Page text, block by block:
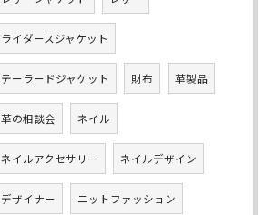
ライダースジャケット
テーラードジャケット 財布 革製品
革の相談会 ネイル
ネイルアクセサリー ネイルデザイン
デザイナー ニットファッション